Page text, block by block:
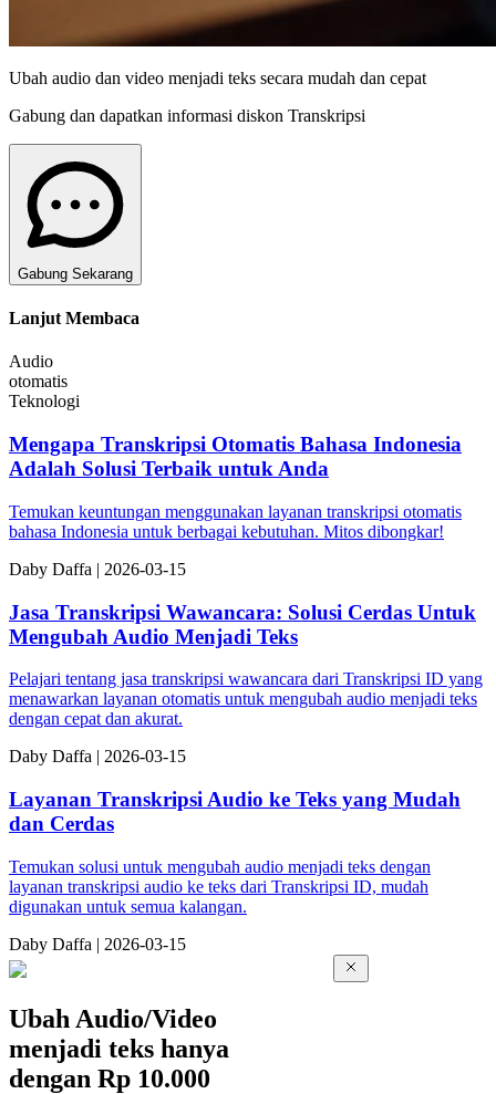
Ubah audio dan video menjadi teks secara mudah dan cepat
Gabung dan dapatkan informasi diskon Transkripsi
Gabung Sekarang
Lanjut Membaca
Audio
otomatis
Teknologi
Mengapa Transkripsi Otomatis Bahasa Indonesia
Adalah Solusi Terbaik untuk Anda
Temukan keuntungan menggunakan layanan transkripsi otomatis
bahasa Indonesia untuk berbagai kebutuhan. Mitos dibongkar!
Daby Daffa | 2026-03-15
Jasa Transkripsi Wawancara: Solusi Cerdas Untuk
Mengubah Audio Menjadi Teks
Pelajari tentang jasa transkripsi wawancara dari Transkripsi ID yang
menawarkan layanan otomatis untuk mengubah audio menjadi teks
dengan cepat dan akurat.
Daby Daffa | 2026-03-15
Layanan Transkripsi Audio ke Teks yang Mudah
dan Cerdas
Temukan solusi untuk mengubah audio menjadi teks dengan
layanan transkripsi audio ke teks dari Transkripsi ID, mudah
digunakan untuk semua kalangan.
Daby Daffa | 2026-03-15
Ubah Audio/Video
menjadi teks hanya
dengan Rp 10.000